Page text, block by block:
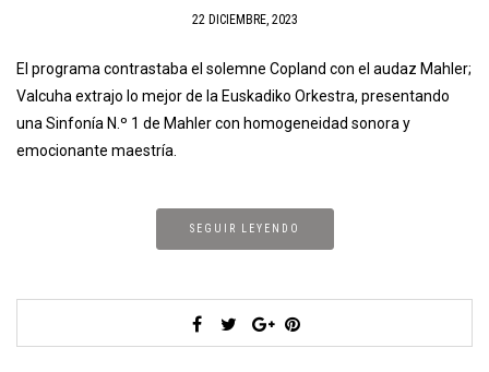
22 DICIEMBRE, 2023
El programa contrastaba el solemne Copland con el audaz Mahler;
Valcuha extrajo lo mejor de la Euskadiko Orkestra, presentando
una Sinfonía N.º 1 de Mahler con homogeneidad sonora y
emocionante maestría.
SEGUIR LEYENDO